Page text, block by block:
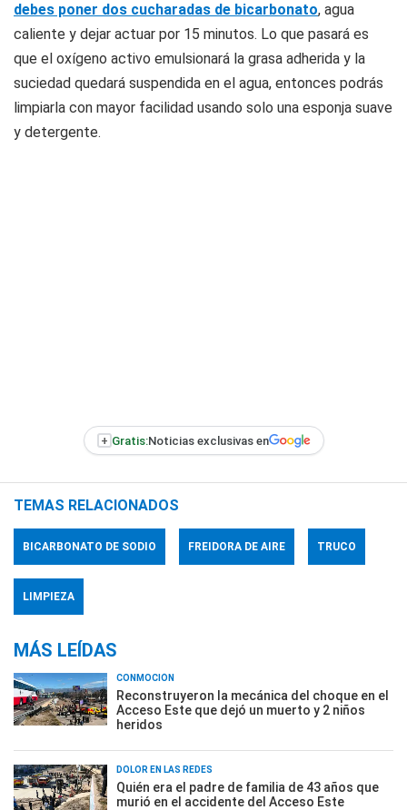
debes poner dos cucharadas de bicarbonato, agua
caliente y dejar actuar por 15 minutos. Lo que pasará es
que el oxígeno activo emulsionará la grasa adherida y la
suciedad quedará suspendida en el agua, entonces podrás
limpiarla con mayor facilidad usando solo una esponja suave
y detergente.
+ Gratis:Noticias exclusivas en
TEMAS RELACIONADOS
BICARBONATO DE SODIO FREIDORA DE AIRE TRUCO
LIMPIEZA
MÁS LEÍDAS
CONMOCIÓN
Reconstruyeron la mecánica del choque en el
Acceso Este que dejó un muerto y 2 niños
heridos
DOLOR EN LAS REDES
Quién era el padre de familia de 43 años que
murió en el accidente del Acceso Este